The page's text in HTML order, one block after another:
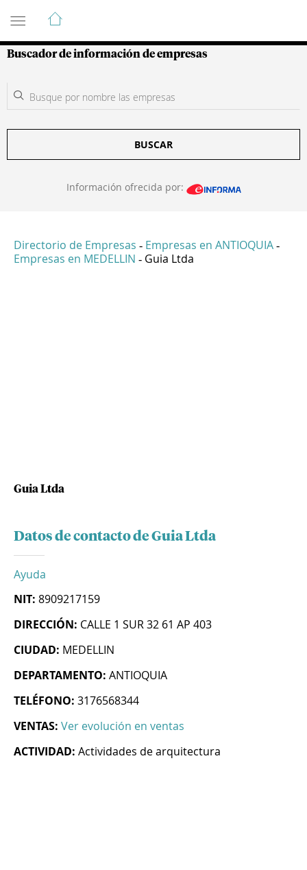
Guía de Empresas Colombianas
Buscador de información de empresas
BUSCAR
Información ofrecida por:
Directorio de Empresas - Empresas en ANTIOQUIA -
Empresas en MEDELLIN - Guia Ltda
Guia Ltda
Datos de contacto de Guia Ltda
Ayuda
NIT: 8909217159
DIRECCIÓN: CALLE 1 SUR 32 61 AP 403
CIUDAD: MEDELLIN
DEPARTAMENTO: ANTIOQUIA
TELÉFONO: 3176568344
VENTAS: Ver evolución en ventas
ACTIVIDAD: Actividades de arquitectura